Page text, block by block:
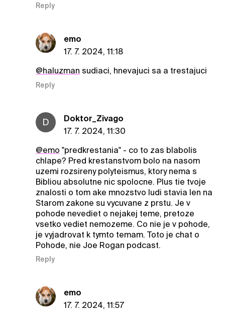
Reply
emo
17. 7. 2024, 11:18
@haluzman sudiaci, hnevajuci sa a trestajuci
Reply
D
Doktor_Zivago
17. 7. 2024, 11:30
@emo "predkrestania" - co to zas blabolis
chlape? Pred krestanstvom bolo na nasom
uzemi rozsireny polyteismus, ktory nema s
Bibliou absolutne nic spolocne. Plus tie tvoje
znalosti o tom ake mnozstvo ludi stavia len na
Starom zakone su vycuvane z prstu. Je v
pohode nevediet o nejakej teme, pretoze
vsetko vediet nemozeme. Co nie je v pohode,
je vyjadrovat k tymto temam. Toto je chat o
Pohode, nie Joe Rogan podcast.
Reply
emo
17. 7. 2024, 11:57